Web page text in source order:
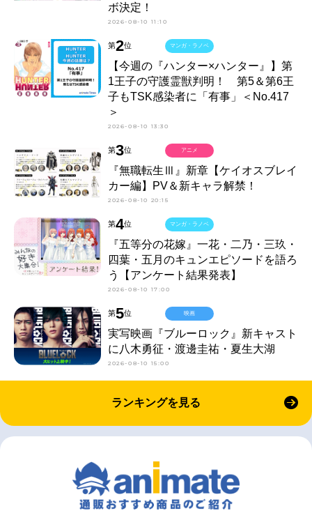
ボ決定！
2026-08-10 11:10
第2位
【今週の『ハンター×ハンター』】第
1王子の守護霊獣判明！ 第5＆第6王
子もTSK感染者に「有事」＜No.417
＞
2026-08-10 13:30
マンガ・ラノベ
第3位
『無職転生Ⅲ』新章【ケイオスブレイ
カー編】PV＆新キャラ解禁！
2026-08-10 20:15
アニメ
第4位
『五等分の花嫁』一花・二乃・三玖・
四葉・五月のキュンエピソードを語ろ
う【アンケート結果発表】
2026-08-10 17:00
マンガ・ラノベ
第5位
実写映画『ブルーロック』新キャスト
に八木勇征・渡邊圭祐・夏生大湖
2026-08-10 15:00
映画
ランキングを見る